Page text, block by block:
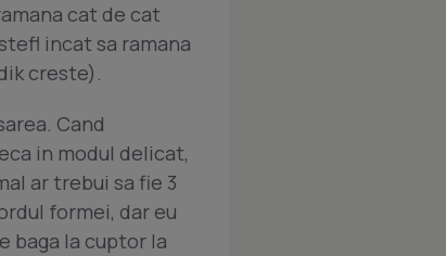
cat de cat
incat sa ramana
creste).
Cand
in modul delicat,
ar trebui sa fie 3
formei, dar eu
baga la cuptor la